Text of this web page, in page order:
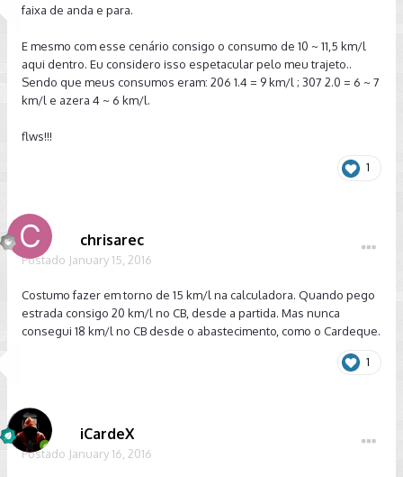
faixa de anda e para.
E mesmo com esse cenário consigo o consumo de 10 ~ 11,5 km/l
aqui dentro. Eu considero isso espetacular pelo meu trajeto..
Sendo que meus consumos eram: 206 1.4 = 9 km/l ; 307 2.0 = 6 ~ 7
km/l e azera 4 ~ 6 km/l.
flws!!!
1
chrisarec
Postado January 15, 2016
Costumo fazer em torno de 15 km/l na calculadora. Quando pego
estrada consigo 20 km/l no CB, desde a partida. Mas nunca
consegui 18 km/l no CB desde o abastecimento, como o Cardeque.
1
iCardeX
Postado January 16, 2016